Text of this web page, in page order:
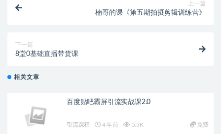
上一篇
楠哥的课《第五期拍摄剪辑训练营》
下一篇
8堂0基础直播带货课
相关文章
百度贴吧霸屏引流实战课2.0
引流课程 4 年前 5.3K 免费